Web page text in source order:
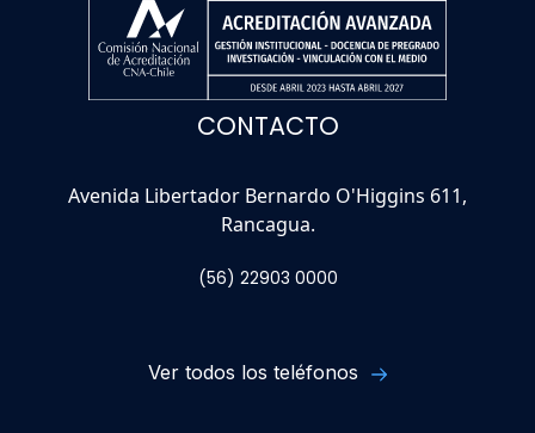
CONTACTO
Avenida Libertador Bernardo O'Higgins 611,
Rancagua.
(56) 22903 0000
Ver todos los teléfonos